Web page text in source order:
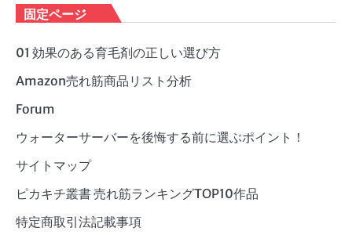
ゴ
リ
ー
固定ページ
01 効果のある育毛剤の正しい選び方
Amazon売れ筋商品リスト分析
Forum
ウォーターサーバーを後悔する前に選ぶポイント！
サイトマップ
ピカキチ叢書 売れ筋ランキングTOP10作品
特定商取引法記載事項